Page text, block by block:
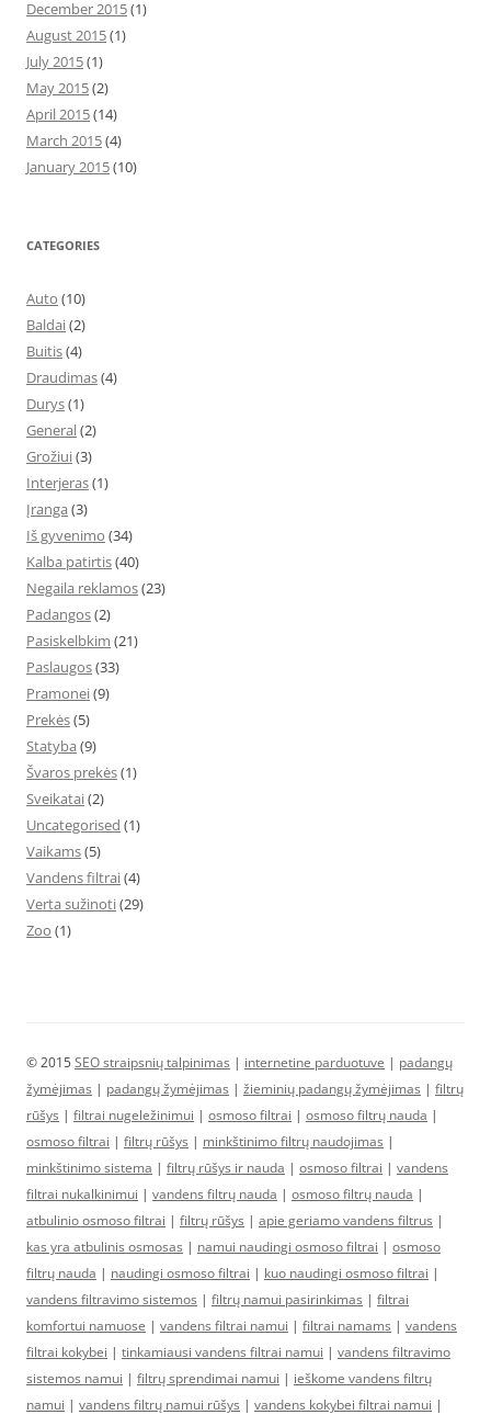
December 2015(1)
August 2015(1)
July 2015(1)
May 2015(2)
April 2015(14)
March 2015(4)
January 2015(10)
CATEGORIES
Auto (10)
Baldai(2)
Buitis(4)
Draudimas(4)
Durys(1)
General(2)
Grožiui(3)
Interjeras(1)
Įranga (3)
Iš gyvenimo (34)
Kalba patirtis(40)
Negaila reklamos(23)
Padangos(2)
Pasiskelbkim (21)
Paslaugos(33)
Pramonei(9)
Prekės(5)
Statyba (9)
Švaros prekės(1)
Sveikatai(2)
Uncategorised (1)
Vaikams(5)
Vandens filtrai(4)
Verta sužinoti(29)
Zoo (1)
© 2015SEO straipsnių talpinimas | internetine parduotuve | padangų
žymėjimas | padangų žymėjimas | žieminių padangų žymėjimas | filtrų
rūšys | filtrai nugeležinimui | osmoso filtrai | osmoso filtrų nauda |
osmoso filtrai | filtrų rūšys | minkštinimo filtrų naudojimas |
minkštinimo sistema | filtrų rūšys ir nauda | osmoso filtrai | vandens
filtrai nukalkinimui | vandens filtrų nauda | osmoso filtrų nauda |
atbulinio osmoso filtrai | filtrų rūšys | apie geriamo vandens filtrus |
kas yra atbulinis osmosas | namui naudingi osmoso filtrai | osmoso
filtrų nauda | naudingi osmoso filtrai | kuo naudingi osmoso filtrai |
vandens filtravimo sistemos | filtrų namui pasirinkimas | filtrai
komfortui namuose | vandens filtrai namui | filtrai namams | vandens
filtrai kokybei | tinkamiausi vandens filtrai namui | vandens filtravimo
sistemos namui | filtrų sprendimai namui | ieškome vandens filtrų
namui | vandens filtrų namui rūšys | vandens kokybei filtrai namui |